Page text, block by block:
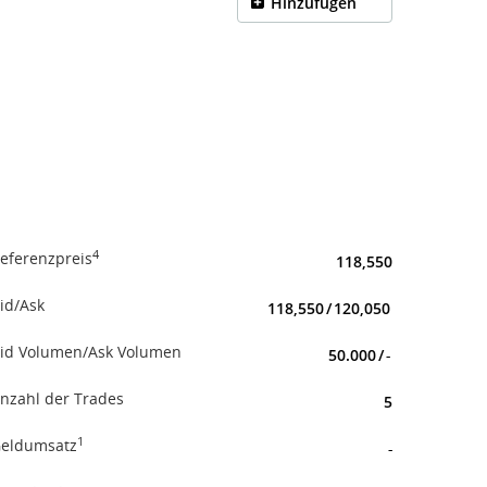
4 118,550
Ask 118,550/120,050
Volumen/Ask Volumen 50.000/-
der Trades 5
1 -